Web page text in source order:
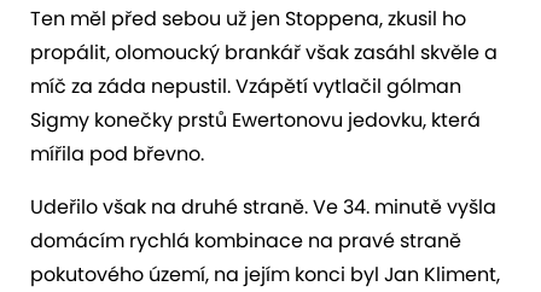
Ten měl před sebou už jen Stoppena, zkusil ho
propálit, olomoucký brankář však zasáhl skvěle a
míč za záda nepustil. Vzápětí vytlačil gólman
Sigmy konečky prstů Ewertonovu jedovku, která
mířila pod břevno.
Udeřilo však na druhé straně. Ve 34. minutě vyšla
domácím rychlá kombinace na pravé straně
pokutového území, na jejím konci byl Jan Kliment,